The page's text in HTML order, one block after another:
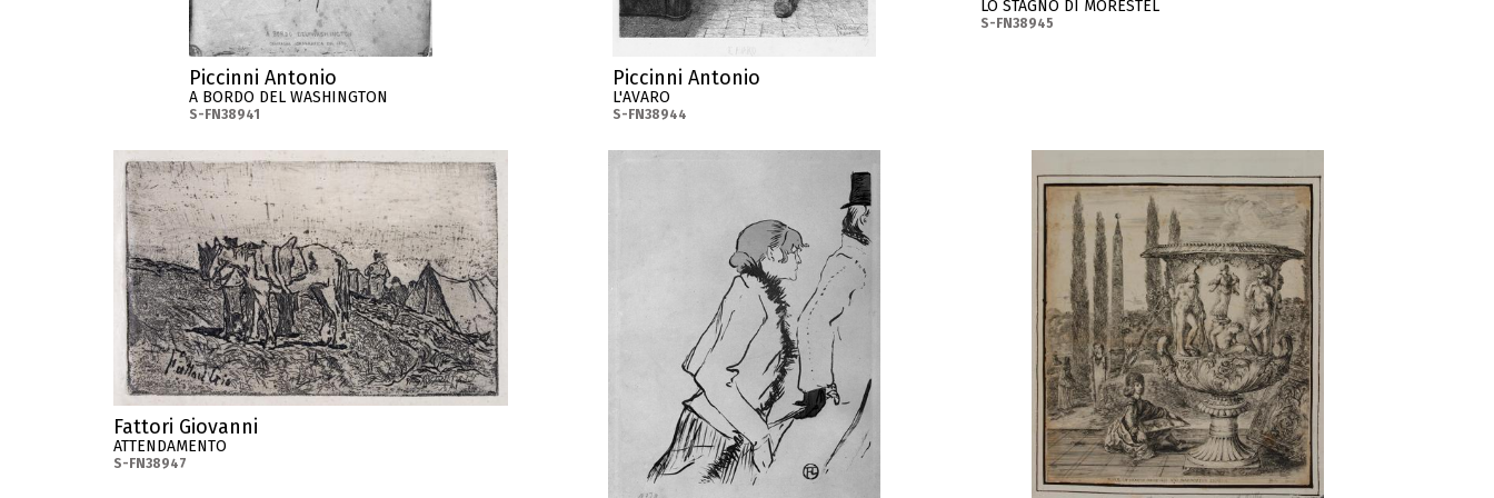
Piccinni Antonio
A BORDO DEL WASHINGTON
S-FN38941
Piccinni Antonio
L'AVARO
S-FN38944
LO STAGNO DI MORESTEL
S-FN38945
Fattori Giovanni
ATTENDAMENTO
S-FN38947